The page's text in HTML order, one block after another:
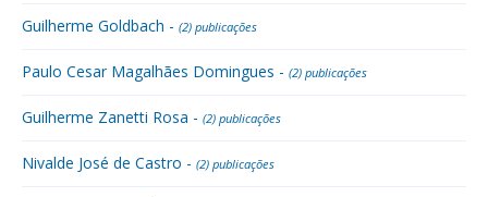
Guilherme Goldbach - (2) publicações
Paulo Cesar Magalhães Domingues - (2) publicações
Guilherme Zanetti Rosa - (2) publicações
Nivalde José de Castro - (2) publicações